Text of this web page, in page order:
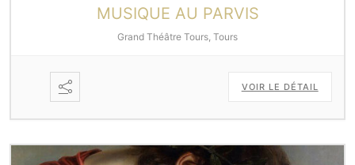
MUSIQUE AU PARVIS
Grand Théâtre Tours, Tours
VOIR LE DÉTAIL